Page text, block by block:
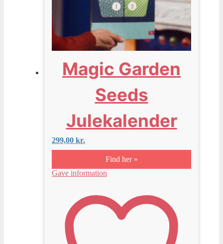
Magic Garden
Seeds
Julekalender
299,00 kr.
Find her »
Gave information